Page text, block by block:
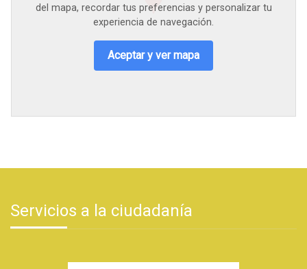
del mapa, recordar tus preferencias y personalizar tu
experiencia de navegación.
Aceptar y ver mapa
Servicios a la ciudadanía